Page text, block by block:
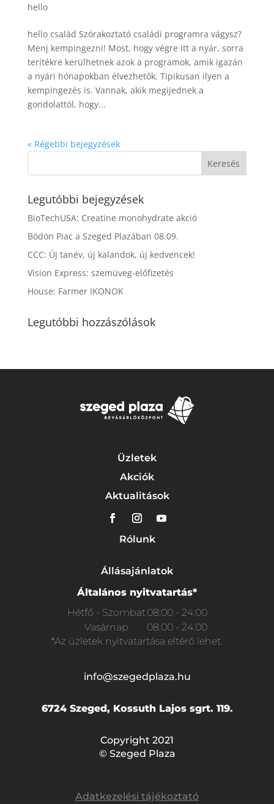
hello
hello család Szórakoztató családi programra vágysz?
Menj kempingezni! Most, hogy végre itt a nyár, sorra
terítékre kerülhetnek azok a programok, amik igazán
a nyári hónapokban élvezhetők. Tipikusan ilyen a
kempingezés is. Vannak, akik megijednek a
gondolattól, hogy...
« Régebbi bejegyzések
Legutóbbi bejegyzések
BioTechUSA: Creatine monohydrate akció
Bödön Piac a Szeged Plazában 08.09.
CCC: Új tanév, új kalandok, új kedvencek!
Vision Express: szemüveg-előfizetés
House: Farmer IKONOK
Legutóbbi hozzászólások
Üzletek
Akciók
Aktualitások
Rólunk
Állásajánlatok
Általános nyitvatartás*
Hétfő - Szombat08:00 - 24:00
Vasárnap
08:00 - 24:00
*Az üzletek nyitvatartása eltérő lehet.
info@szegedplaza.hu
6724 Szeged, Kossuth Lajos sgrt. 119.
Copyright 2021
© Szeged Plaza
Adatkezelési tájékoztató